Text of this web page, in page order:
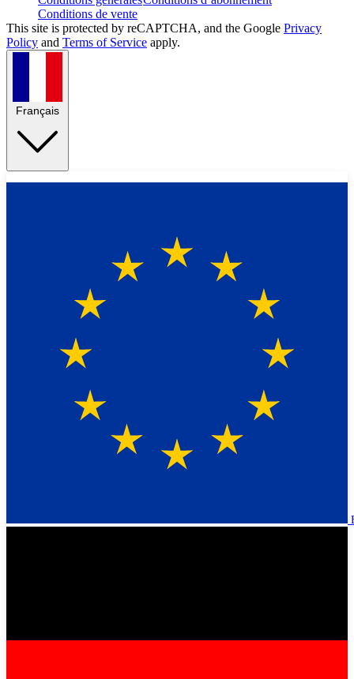
Conditions de vente
This site is protected by reCAPTCHA, and the Google Privacy
Policy and Terms of Service apply.
Français